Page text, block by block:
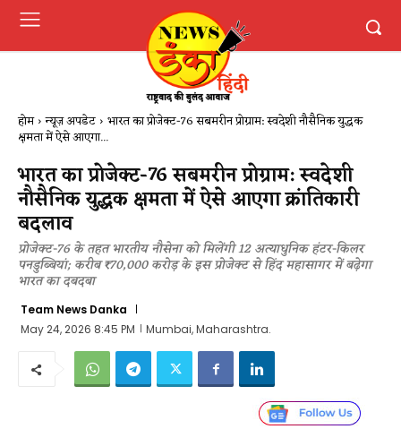
होम न्यूज़ अपडेट भारत का प्रोजेक्ट-76 सबमरीन प्रोग्राम: स्वदेशी नौसैनिक युद्धक
क्षमता में ऐसे आएगा...
भारत का प्रोजेक्ट-76 सबमरीन प्रोग्राम: स्वदेशी
नौसैनिक युद्धक क्षमता में ऐसे आएगा क्रांतिकारी
बदलाव
प्रोजेक्ट-76 के तहत भारतीय नौसेना को मिलेंगी 12 अत्याधुनिक हंटर-किलर
पनडुब्बियां; करीब ₹70,000 करोड़ के इस प्रोजेक्ट से हिंद महासागर में बढ़ेगा
भारत का दबदबा
Team News Danka
May 24, 2026 8:45 PM
Mumbai, Maharashtra.